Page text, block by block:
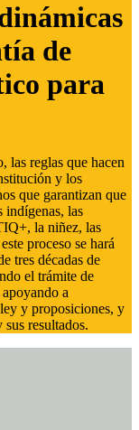
de
para
las reglas que hacen
y los
que garantizan que
indígenas, las
la niñez, las
proceso se hará
tres décadas de
el trámite de
a
y proposiciones, y
resultados.